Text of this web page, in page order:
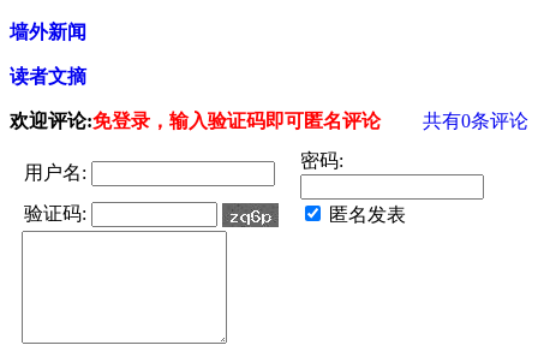
墙外新闻
读者文摘
欢迎评论:免登录，输入验证码即可匿名评论 共有0条评论
用户名:
密码:
验证码: 匿名发表